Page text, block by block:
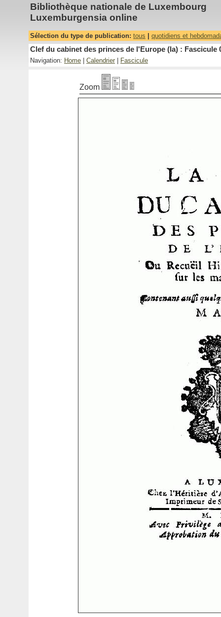
Bibliothèque nationale de Luxembourg
Luxemburgensia online
Sélection du type de publication: tous quotidiens et
Clef du cabinet des princes de l'Europe (la) : Fascicule
Navigation: Home Calendrier Fascicule
Zoom